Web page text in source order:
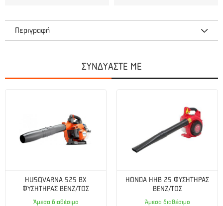
Περιγραφή
Μοτέρ και σύστημα κοπής
Ισχύς μοτέρ κατά την εργασία (kW):0,55
3000
Πλαίσιο κοπής
ΣΥΝΔΥΑΣΤΕ ΜΕ
HUSQVARNA 525 BX
ΦΥΣΗΤΗΡΑΣ ΒΕΝΖ/ΤΟΣ
Άμεσα διαθέσιμο
HONDA HHB 25 ΦΥΣΗΤΗΡΑΣ
ΒΕΝΖ/ΤΟΣ
Άμεσα διαθέσιμο